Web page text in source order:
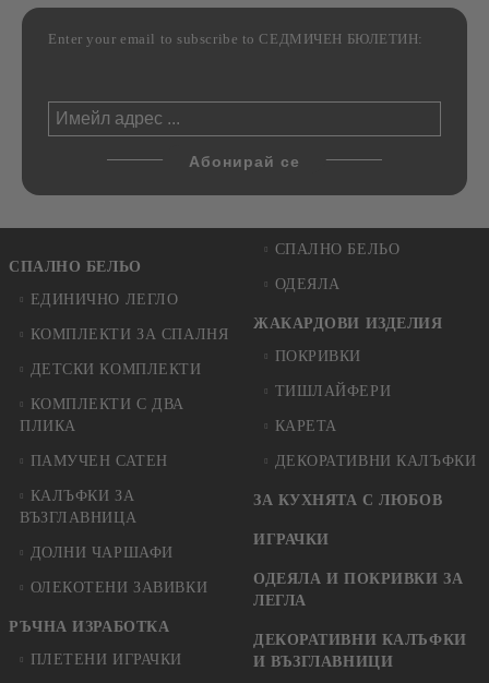
Enter your email to subscribe to СЕДМИЧЕН БЮЛЕТИН:
СПАЛНО БЕЛЬО
ЕДИНИЧНО ЛЕГЛО
КОМПЛЕКТИ ЗА СПАЛНЯ
ДЕТСКИ КОМПЛЕКТИ
КОМПЛЕКТИ С ДВА
ПЛИКА
ПАМУЧЕН САТЕН
КАЛЪФКИ ЗА
ВЪЗГЛАВНИЦА
ДОЛНИ ЧАРШАФИ
ОЛЕКОТЕНИ ЗАВИВКИ
РЪЧНА ИЗРАБОТКА
ПЛЕТЕНИ ИГРАЧКИ
СПАЛНО БЕЛЬО
ОДЕЯЛА
ЖАКАРДОВИ ИЗДЕЛИЯ
ПОКРИВКИ
ТИШЛАЙФЕРИ
КАРЕТА
ДЕКОРАТИВНИ КАЛЪФКИ
ЗА КУХНЯТА С ЛЮБОВ
ИГРАЧКИ
ОДЕЯЛА И ПОКРИВКИ ЗА
ЛЕГЛА
ДЕКОРАТИВНИ КАЛЪФКИ
И ВЪЗГЛАВНИЦИ